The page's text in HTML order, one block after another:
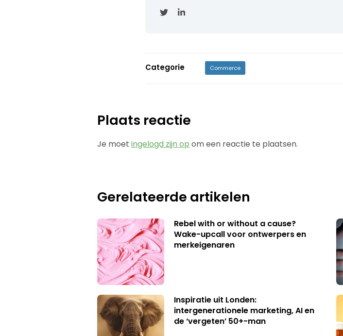
Categorie Commerce
Plaats reactie
Je moetingelogd zijn op om een reactie te plaatsen.
Gerelateerde artikelen
Rebel with or without a cause?
Wake-upcall voor ontwerpers en
merkeigenaren
Inspiratie uit Londen:
intergenerationele marketing, AI en
de ‘vergeten’ 50+-man